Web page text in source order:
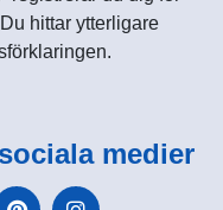
hittar ytterligare
sociala medier